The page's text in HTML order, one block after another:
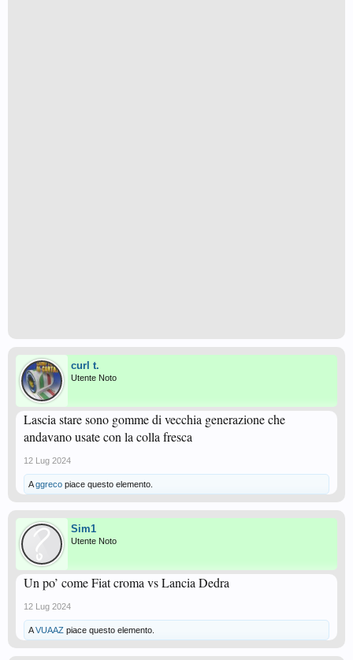
curl t.
Utente Noto
Lascia stare sono gomme di vecchia generazione che
andavano usate con la colla fresca
12 Lug 2024
Aggreco piace questo elemento.
Sim1
Utente Noto
Un po’ come Fiat croma vs Lancia Dedra
12 Lug 2024
AVUAAZ piace questo elemento.